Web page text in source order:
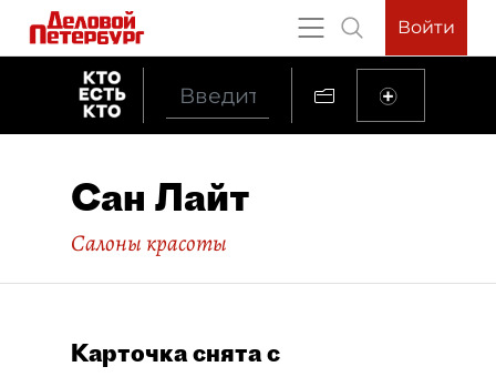
Войти
Сан Лайт
Салоны красоты
Карточка снята с